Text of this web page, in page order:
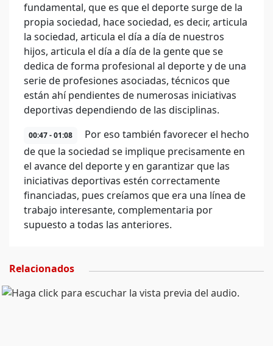
fundamental, que es que el deporte surge de la
propia sociedad, hace sociedad, es decir, articula
la sociedad, articula el día a día de nuestros
hijos, articula el día a día de la gente que se
dedica de forma profesional al deporte y de una
serie de profesiones asociadas, técnicos que
están ahí pendientes de numerosas iniciativas
deportivas dependiendo de las disciplinas.
00:47 - 01:08
Por eso también favorecer el hecho
de que la sociedad se implique precisamente en
el avance del deporte y en garantizar que las
iniciativas deportivas estén correctamente
financiadas, pues creíamos que era una línea de
trabajo interesante, complementaria por
supuesto a todas las anteriores.
Relacionados